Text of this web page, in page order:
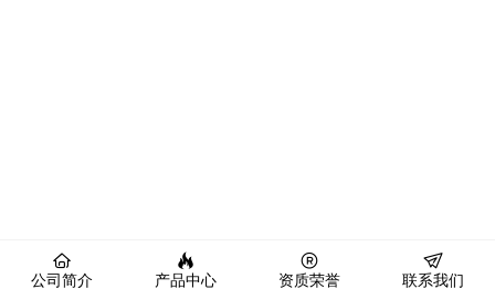
公司简介 产品中心 资质荣誉 联系我们